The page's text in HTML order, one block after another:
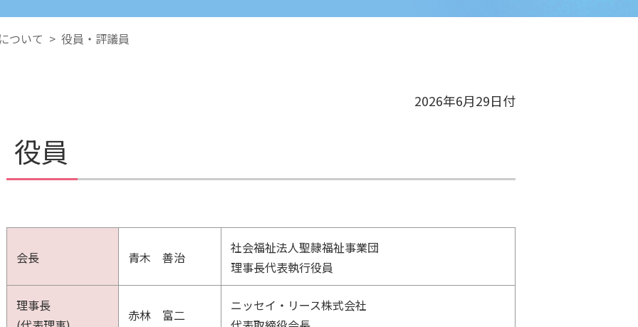
ついて > 役員・評議員
2026年6月29日付
役員
会長 青木 善治
社会福祉法人聖隷福祉事業団
理事長代表執行役員
理事長
赤林 富二
ニッセイ・リース株式会社